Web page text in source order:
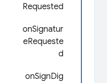
Requested
onSignatur
eRequeste
d
onSignDig